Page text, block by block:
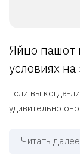
Яйцо пашот
условиях на
Если вы когда-
удивительно
Читать далее